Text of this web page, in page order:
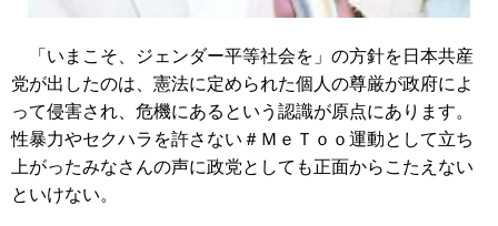
「いまこそ、ジェンダー平等社会を」の方針を日本共産
党が出したのは、憲法に定められた個人の尊厳が政府によ
って侵害され、危機にあるという認識が原点にあります。
性暴力やセクハラを許さない＃ＭｅＴｏｏ運動として立ち
上がったみなさんの声に政党としても正面からこたえない
といけない。